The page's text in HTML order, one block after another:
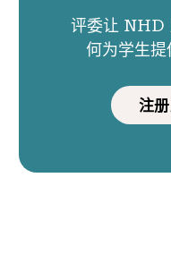
评委让 NHD
何为学生
注